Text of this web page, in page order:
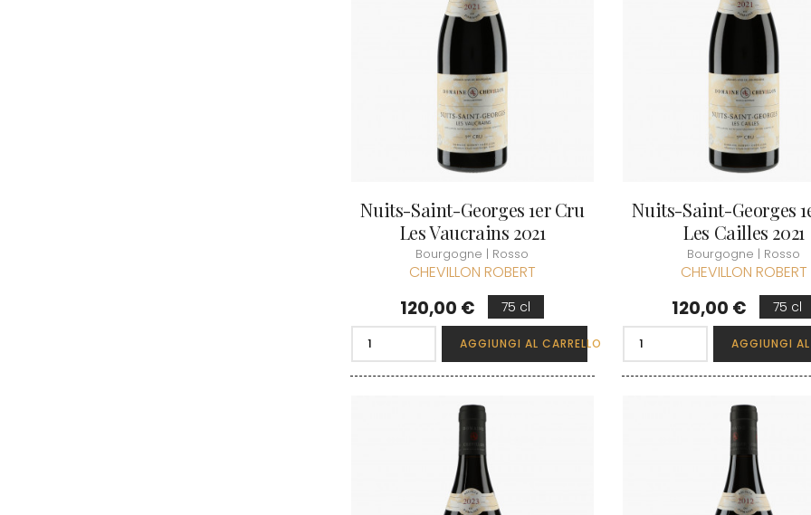
Nuits-Saint-Georges 1er Cru
Les Vaucrains 2021
Bourgogne | Rosso
CHEVILLON ROBERT
Prezzo
120,00 € 75 cl
AGGIUNGI AL CARRELLO
Nuits-Saint-Georges
Les Cailles 2021
Bourgogne | Rosso
CHEVILLON ROBERT
Prezzo
120,00 € 75 cl
AGGIUNGI AL